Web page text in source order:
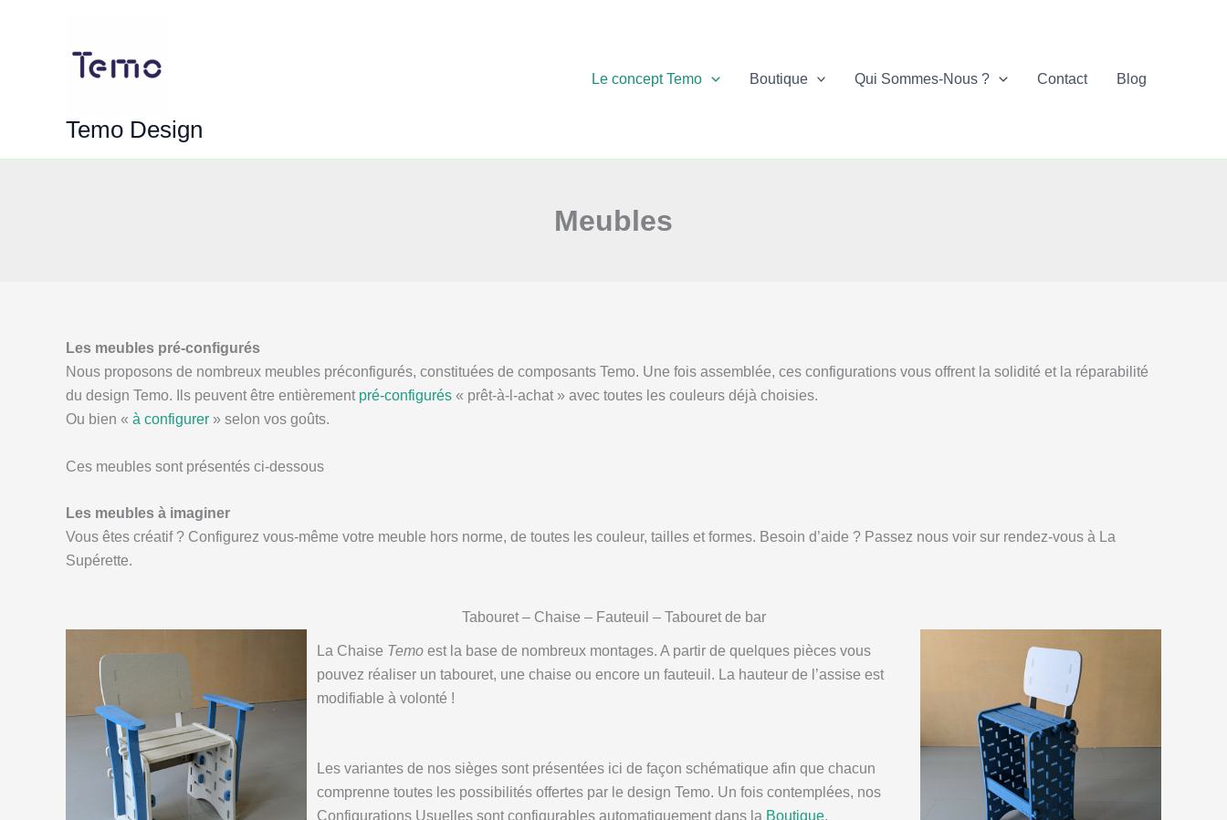
Temo Design
Le concept Temo Boutique Qui Sommes-Nous ? Contact Blog
Meubles
Les meubles pré-configurés
Nous proposons de nombreux meubles préconfigurés, constituées de composants Temo. Une fois assemblée, ces configurations vous offrent la solidité et la réparabilité
du design Temo. Ils peuvent être entièrement pré-configurés « prêt-à-l-achat » avec toutes les couleurs déjà choisies.
Ou bien « à configurer » selon vos goûts.
Ces meubles sont présentés ci-dessous
Les meubles à imaginer
Vous êtes créatif ? Configurez vous-même votre meuble hors norme, de toutes les couleur, tailles et formes. Besoin d’aide ? Passez nous voir sur rendez-vous à La
Supérette.
Tabouret – Chaise – Fauteuil – Tabouret de bar
La Chaise Temo est la base de nombreux montages. A partir de quelques pièces vous
pouvez réaliser un tabouret, une chaise ou encore un fauteuil. La hauteur de l’assise est
modifiable à volonté !
Les variantes de nos sièges sont présentées ici de façon schématique afin que chacun
comprenne toutes les possibilités offertes par le design Temo. Un fois contemplées, nos
Configurations Usuelles sont configurables automatiquement dans la Boutique.